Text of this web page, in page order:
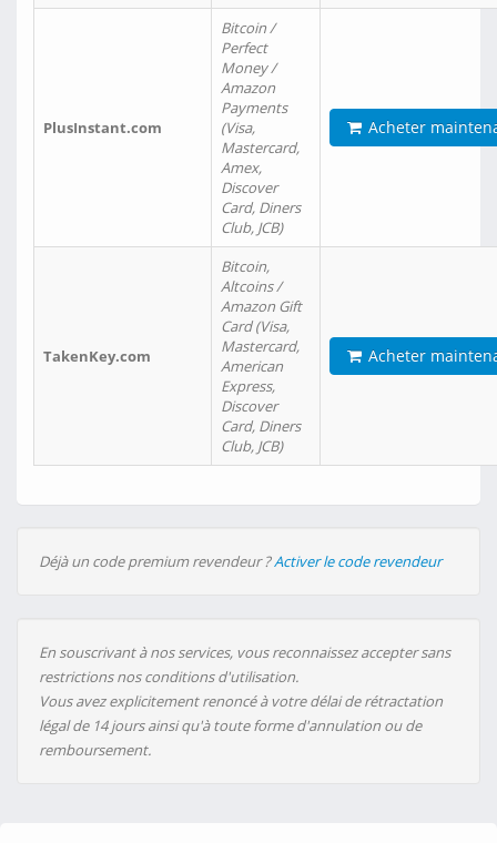
PlusInstant.com
Bitcoin /
Perfect
Money /
Amazon
Payments
(Visa,
Mastercard,
Amex,
Discover
Card, Diners
Club, JCB)
Acheter
TakenKey.com
Bitcoin,
Altcoins /
Amazon Gift
Card (Visa,
Mastercard,
American
Express,
Discover
Card, Diners
Club, JCB)
Acheter
Déjà un code premium revendeur ?Activer le code revendeur
En souscrivant à nos services, vous reconnaissez accepter sans
restrictions nos conditions d'utilisation.
Vous avez explicitement renoncé à votre délai de rétractation
légal de 14 jours ainsi qu'à toute forme d'annulation ou de
remboursement.